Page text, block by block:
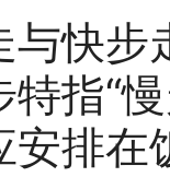
与快
指“
安排在